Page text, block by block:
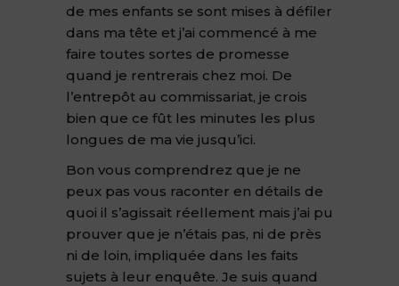
de mes enfants se sont mises à défiler
dans ma tête et j’ai commencé à me
faire toutes sortes de promesse
quand je rentrerais chez moi. De
l’entrepôt au commissariat, je crois
bien que ce fût les minutes les plus
longues de ma vie jusqu’ici.
Bon vous comprendrez que je ne
peux pas vous raconter en détails de
quoi il s’agissait réellement mais j’ai pu
prouver que je n’étais pas, ni de près
ni de loin, impliquée dans les faits
sujets à leur enquête. Je suis quand